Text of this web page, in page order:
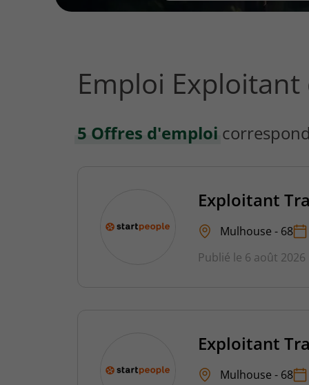
vous
Emploi
5 Offres d'emploi
Exploitant
Mulhouse - 68
Publié le 6 août 2026
Exploitant
Mulhouse - 68